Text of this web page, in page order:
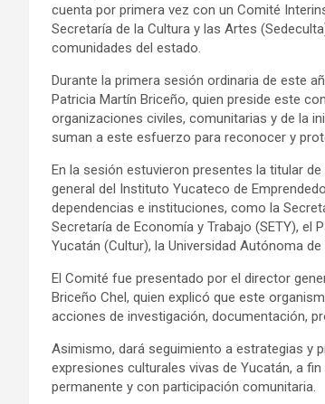
cuenta por primera vez con un Comité
Secretaría de la Cultura y las Artes
comunidades del estado.
Durante la primera sesión ordinaria de este
Patricia Martín Briceño, quien preside este
organizaciones civiles, comunitarias y de la
suman a este esfuerzo para reconocer y
En la sesión estuvieron presentes la titular
general del Instituto Yucateco de
dependencias e instituciones, como la
Secretaría de Economía y Trabajo (SETY), el
Yucatán (Cultur), la Universidad Autónoma
El Comité fue presentado por el director
Briceño Chel, quien explicó que este
acciones de investigación, documentación,
Asimismo, dará seguimiento a estrategias y
expresiones culturales vivas de Yucatán, a
permanente y con participación comunitaria.